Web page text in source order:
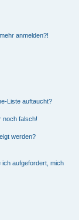
anmelden?!
Liste auftaucht?
noch falsch!
werden?
ich aufgefordert, mich